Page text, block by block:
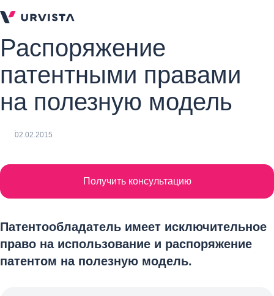
Распоряжение
патентными правами
на полезную модель
02.02.2015
Получить консультацию
Патентообладатель имеет исключительное
право на использование и распоряжение
патентом на полезную модель.